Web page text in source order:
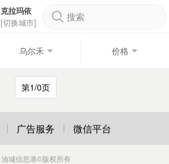
克拉玛依
[切换城市]
搜索
乌尔禾 价格
第1/0页
广告服务 微信平台
油城信息港©版权所有